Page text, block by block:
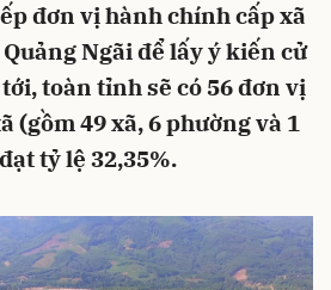
đơn vị hành chính cấp xã
Ngãi để lấy ý kiến cử
toàn tỉnh sẽ có 56 đơn vị
(gồm 49 xã, 6 phường và 1
tỷ lệ 32,35%.